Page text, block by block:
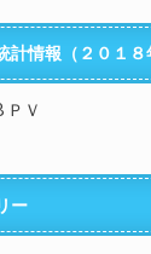
計情報（２０１８
ＰＶ
ー